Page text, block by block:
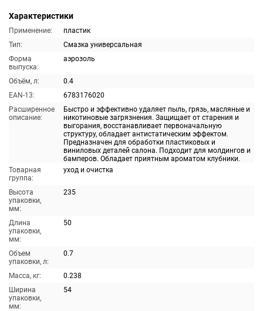
Характеристики
Применение:
пластик
Тип:
Смазка универсальная
Форма
выпуска:
аэрозоль
Объём, л:
0.4
EAN-13:
6783176020
Расширенное
описание:
Быстро и эффективно удаляет пыль, грязь, масляные и
никотиновые загрязнения. Защищает от старения и
выгорания, восстанавливает первоначальную
структуру, обладает антистатическим эффектом.
Предназначен для обработки пластиковых и
виниловых деталей салона. Подходит для молдингов и
бамперов. Обладает приятным ароматом клубники.
Товарная
группа:
уход и очистка
Высота
упаковки,
мм:
235
Длина
упаковки,
мм:
50
Объем
упаковки, л:
0.7
Масса, кг:
0.238
Ширина
упаковки,
мм:
54